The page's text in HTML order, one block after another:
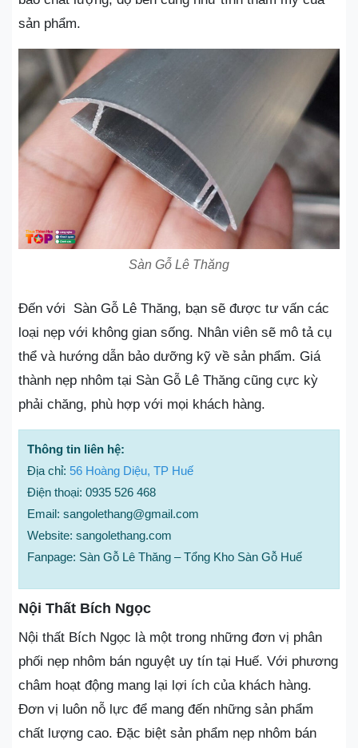
sản phẩm.
Sàn Gỗ Lê Thăng
Đến với Sàn Gỗ Lê Thăng, bạn sẽ được tư vấn các
loại nẹp với không gian sống. Nhân viên sẽ mô tả cụ
thể và hướng dẫn bảo dưỡng kỹ về sản phẩm. Giá
thành nẹp nhôm tại Sàn Gỗ Lê Thăng cũng cực kỳ
phải chăng, phù hợp với mọi khách hàng.
Thông tin liên hệ:
Địa chỉ: 56 Hoàng Diệu, TP Huế
Điện thoại: 0935 526 468
Email: sangolethang@gmail.com
Website: sangolethang.com
Fanpage: Sàn Gỗ Lê Thăng – Tổng Kho Sàn Gỗ Huế
Nội Thất Bích Ngọc
Nội thất Bích Ngọc là một trong những đơn vị phân
phối nẹp nhôm bán nguyệt uy tín tại Huế. Với phương
châm hoạt động mang lại lợi ích của khách hàng.
Đơn vị luôn nỗ lực để mang đến những sản phẩm
chất lượng cao. Đặc biệt sản phẩm nẹp nhôm bán